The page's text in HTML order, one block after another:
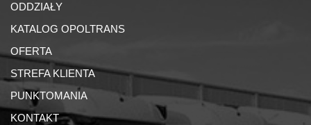
ODDZIAŁY
KATALOG OPOLTRANS
OFERTA
STREFA KLIENTA
PUNKTOMANIA
KONTAKT